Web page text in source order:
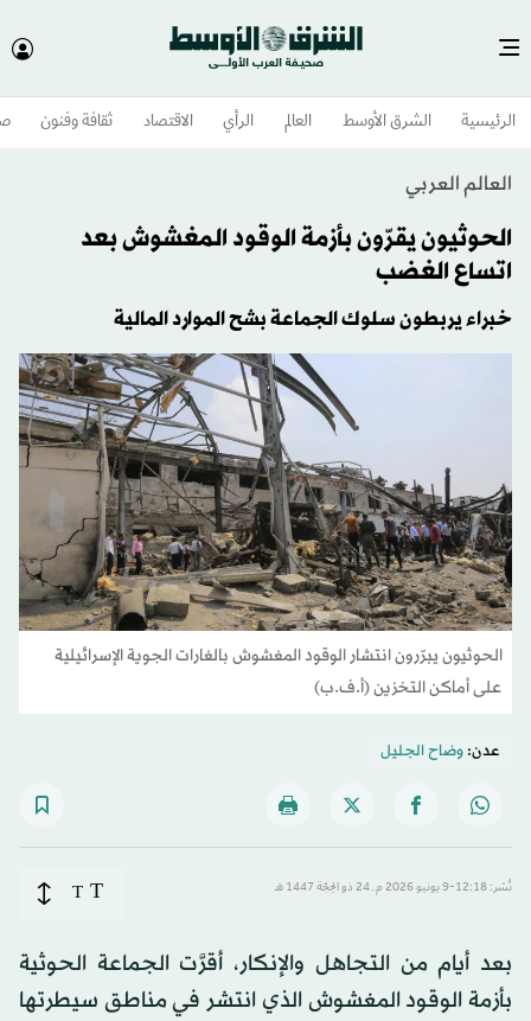
الرئيسية الشرق الأوسط​ العالم الرأي الاقتصاد ثقافة وفنون
العالم العربي
الحوثيون يقرّون بأزمة الوقود المغشوش بعد
اتساع الغضب
خبراء يربطون سلوك الجماعة بشح الموارد المالية
الحوثيون يبرّرون انتشار الوقود المغشوش بالغارات الجوية الإسرائيلية
على أماكن التخزين (أ.ف.ب)
عدن:وضاح الجليل
نُشر: 12:18-9 يونيو 2026 م ـ 24 ذو الحِجّة 1447 هـ T
T
بعد أيام من التجاهل والإنكار، أقرَّت الجماعة الحوثية
بأزمة الوقود المغشوش الذي انتشر في مناطق سيطرتها